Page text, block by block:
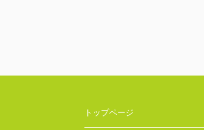
トップページ